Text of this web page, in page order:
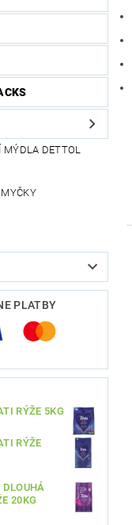
MÝDLA DETTOL
PLATBY
RÝŽE 5KG
RÝŽE
20KG